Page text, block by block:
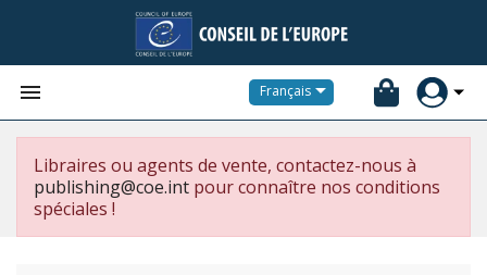
 Français
Libraires ou agents de vente, contactez-nous à
publishing@coe.int pour connaître nos conditions
spéciales !